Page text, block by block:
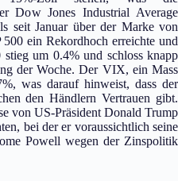
Dow Jones Industrial Average
seit Januar über der Marke von
ein Rekordhoch erreichte und
um 0.4% und schloss knapp
der Woche. Der VIX, ein Mass
was darauf hinweist, dass der
den Händlern Vertrauen gibt.
von US-Präsident Donald Trump
bei der er voraussichtlich seine
Powell wegen der Zinspolitik